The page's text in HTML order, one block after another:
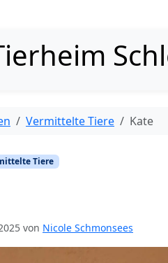
Vermittelte Tiere Kate
Tiere
von Nicole Schmonsees